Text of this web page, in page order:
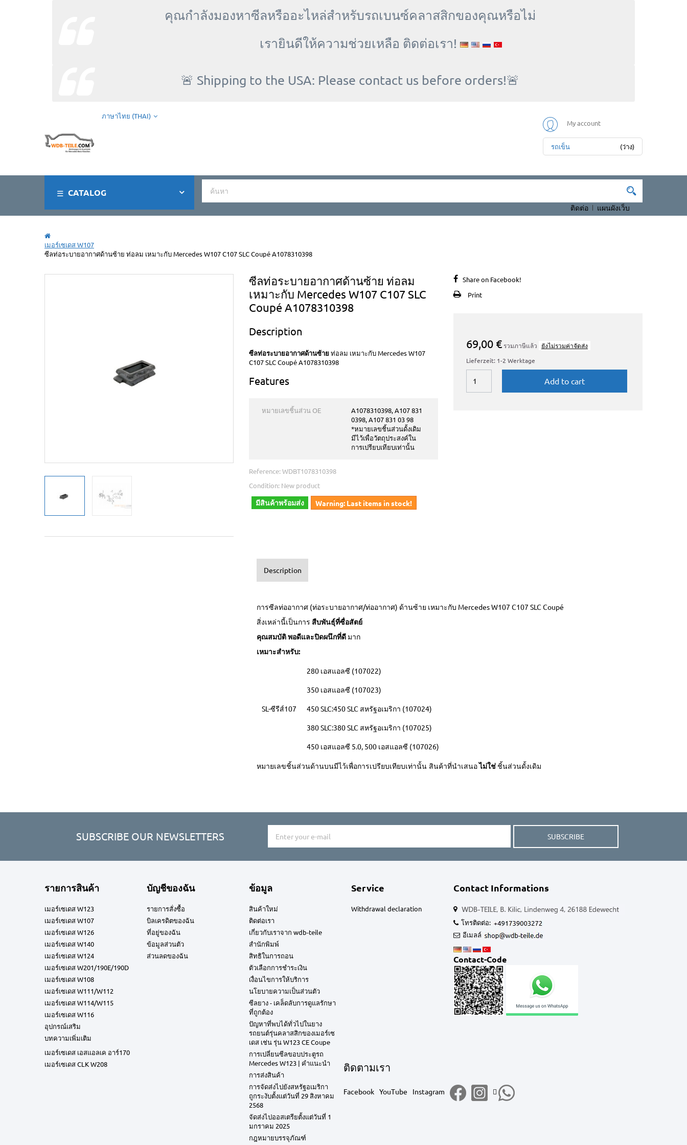
คุณกำลังมองหาซีลหรืออะไหล่สำหรับรถเบนซ์คลาสสิกของคุณหรือไม่
เรายินดีให้ความช่วยเหลือ ติดต่อเรา!
🚨 Shipping to the USA: Please contact us before orders!🚨
ภาษาไทย (THAI)
My account
รถเข็น (ว่าง)
CATALOG
ติดต่อ แผนผังเว็บ
เมอร์เซเดส W107
ซีลท่อระบายอากาศด้านซ้าย ท่อลม เหมาะกับ Mercedes W107 C107 SLC Coupé A1078310398
ซีลท่อระบายอากาศด้านซ้าย ท่อลม
เหมาะกับ Mercedes W107 C107 SLC
Coupé A1078310398
Description
ซีลท่อระบายอากาศด้านซ้าย ท่อลม เหมาะกับ Mercedes W107
C107 SLC Coupé A1078310398
Features
หมายเลขชิ้นส่วน OE
A1078310398, A107 831
0398, A107 831 03 98
*หมายเลขชิ้นส่วนดั้งเดิม
มีไว้เพื่อวัตถุประสงค์ใน
การเปรียบเทียบเท่านั้น
Reference: WDBT1078310398
Condition: New product
มีสินค้าพร้อมส่ง Warning: Last items in stock!
Share on Facebook!
Print
69,00 €รวมภาษีแล้ว
ยังไม่รวมค่าจัดส่ง
Lieferzeit: 1-2 Werktage
Add to cart
Description
การซีลท่ออากาศ (ท่อระบายอากาศ/ท่ออากาศ) ด้านซ้าย เหมาะกับ Mercedes W107 C107 SLC Coupé
สิ่งเหล่านี้เป็นการ สืบพันธุ์ที่ซื่อสัตย์
คุณสมบัติพอดีและปิดผนึกที่ดีมาก
เหมาะสำหรับ:
SL-ซีรีส์107
280 เอสแอลซี (107022)
350 เอสแอลซี (107023)
450 SLC:450 SLC สหรัฐอเมริกา (107024)
380 SLC:380 SLC สหรัฐอเมริกา (107025)
450 เอสแอลซี 5.0, 500 เอสแอลซี (107026)
หมายเลขชิ้นส่วนด้านบนมีไว้เพื่อการเปรียบเทียบเท่านั้น สินค้าที่นำเสนอไม่ใช่ ชิ้นส่วนดั้งเดิม
SUBSCRIBE OUR NEWSLETTERS SUBSCRIBE
รายการสินค้า
เมอร์เซเดส W123
เมอร์เซเดส W107
เมอร์เซเดส W126
เมอร์เซเดส W140
เมอร์เซเดส W124
เมอร์เซเดส W201/190E/190D
เมอร์เซเดส W108
เมอร์เซเดส W111/W112
เมอร์เซเดส W114/W115
เมอร์เซเดส W116
อุปกรณ์เสริม
บทความเพิ่มเติม
เมอร์เซเดส เอสแอลเค อาร์170
เมอร์เซเดส CLK W208
บัญชีของฉัน
รายการสั่งซื้อ
บิลเครดิตของฉัน
ที่อยู่ของฉัน
ข้อมูลส่วนตัว
ส่วนลดของฉัน
ข้อมูล
สินค้าใหม่
ติดต่อเรา
เกี่ยวกับเราจาก wdb-teile
สำนักพิมพ์
สิทธิในการถอน
ตัวเลือกการชำระเงิน
เงื่อนไขการให้บริการ
นโยบายความเป็นส่วนตัว
ซีลยาง - เคล็ดลับการดูแลรักษา
ที่ถูกต้อง
ปัญหาที่พบได้ทั่วไปในยาง
รถยนต์รุ่นคลาสสิกของเมอร์เซ
เดส เช่น รุ่น W123 CE Coupe
การเปลี่ยนซีลขอบประตูรถ
Mercedes W123 | คำแนะนำ
การส่งสินค้า
การจัดส่งไปยังสหรัฐอเมริกา
ถูกระงับตั้งแต่วันที่ 29 สิงหาคม
2568
จัดส่งไปออสเตรียตั้งแต่วันที่ 1
มกราคม 2025
กฎหมายบรรจุภัณฑ์
Service
Withdrawal declaration
Contact Informations
โทรติดต่อ:
อีเมลล์
Contact-Code
ติดตามเรา
Facebook YouTube Instagram